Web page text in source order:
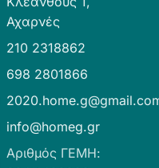
Αχαρνές
210 2318862
698 2801866
info@homeg.gr
Αριθμός ΓΕΜΗ: